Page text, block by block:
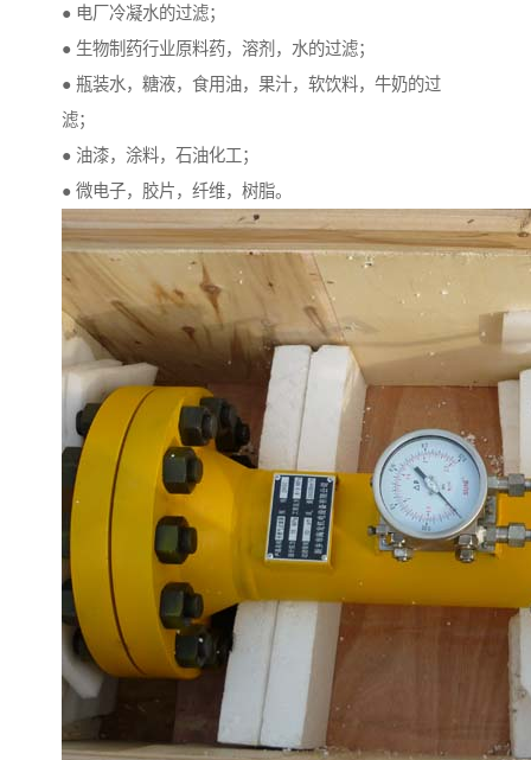
● 电厂冷凝水的过滤；
● 生物制药行业原料药，溶剂，水的过滤；
● 瓶装水，糖液，食用油，果汁，软饮料，牛奶的过
滤；
● 油漆，涂料，石油化工；
● 微电子，胶片，纤维，树脂。